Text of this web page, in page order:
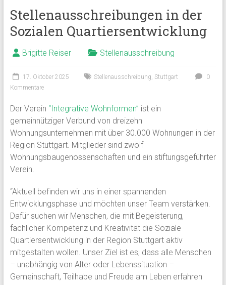
Stellenausschreibungen in der
Sozialen Quartiersentwicklung
Brigitte Reiser Stellenausschreibung
17. Oktober 2025 Stellenausschreibung, Stuttgart
0
Kommentare
Der Verein “Integrative Wohnformen” ist ein
gemeinnütziger Verbund von dreizehn
Wohnungsunternehmen mit über 30.000 Wohnungen in der
Region Stuttgart. Mitglieder sind zwölf
Wohnungsbaugenossenschaften und ein stiftungsgeführter
Verein.
“Aktuell befinden wir uns in einer spannenden
Entwicklungsphase und möchten unser Team verstärken.
Dafür suchen wir Menschen, die mit Begeisterung,
fachlicher Kompetenz und Kreativität die Soziale
Quartiersentwicklung in der Region Stuttgart aktiv
mitgestalten wollen. Unser Ziel ist es, dass alle Menschen
– unabhängig von Alter oder Lebenssituation –
Gemeinschaft, Teilhabe und Freude am Leben erfahren